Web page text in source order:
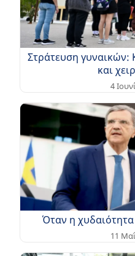
Στράτευση γυναικών:
και
4
Όταν η
11